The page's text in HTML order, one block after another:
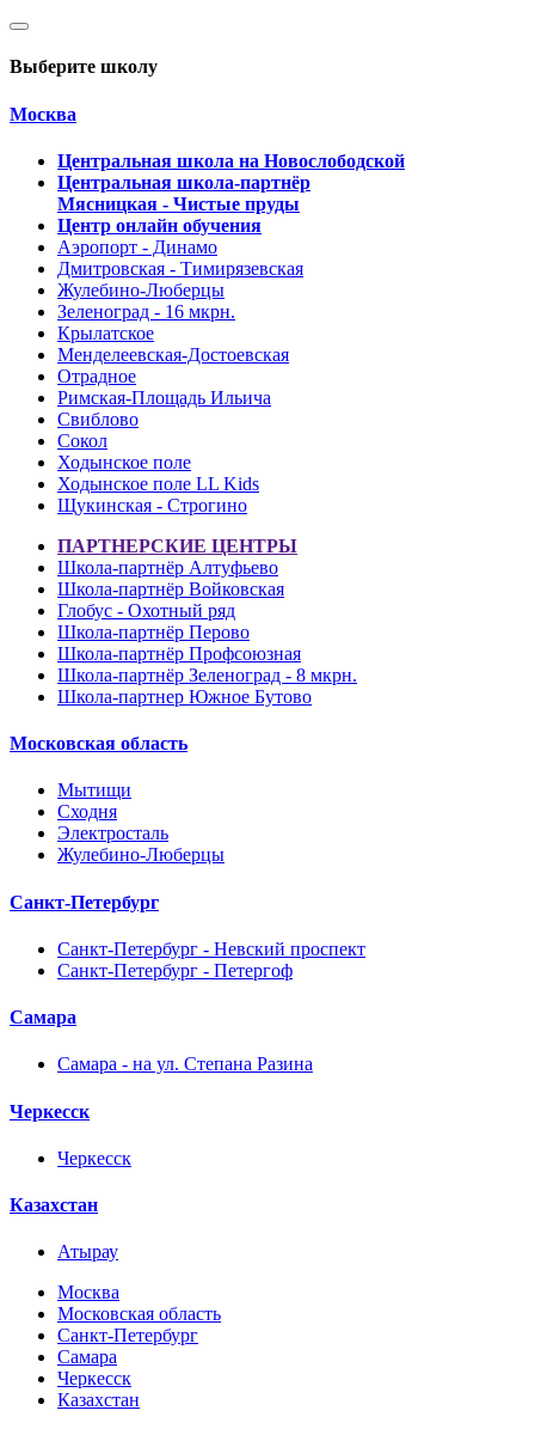
Выберите школу
Москва
Центральная школа на Новослободской
Центральная школа-партнёр
Мясницкая - Чистые пруды
Центр онлайн обучения
Аэропорт - Динамо
Дмитровская - Тимирязевская
Жулебино-Люберцы
Зеленоград - 16 мкрн.
Крылатское
Менделеевская-Достоевская
Отрадное
Римская-Площадь Ильича
Свиблово
Сокол
Ходынское поле
Ходынское поле LL Kids
Щукинская - Строгино
ПАРТНЕРСКИЕ ЦЕНТРЫ
Школа-партнёр Алтуфьево
Школа-партнёр Войковская
Глобус - Охотный ряд
Школа-партнёр Перово
Школа-партнёр Профсоюзная
Школа-партнёр Зеленоград - 8 мкрн.
Школа-партнер Южное Бутово
Московская область
Мытищи
Сходня
Электросталь
Жулебино-Люберцы
Санкт-Петербург
Санкт-Петербург - Невский проспект
Санкт-Петербург - Петергоф
Самара
Самара - на ул. Степана Разина
Черкесск
Черкесск
Казахстан
Атырау
Москва
Московская область
Санкт-Петербург
Самара
Черкесск
Казахстан